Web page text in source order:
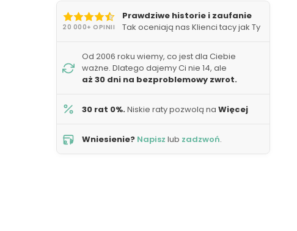
20 000+ OPINII
Prawdziwe historie i zaufanie
Tak oceniają nas Klienci tacy jak Ty
Od 2006 roku wiemy, co jest dla Ciebie
ważne. Dlatego dajemy Ci nie 14, ale
aż 30 dni na bezproblemowy zwrot.
30 rat 0%.Niskie raty pozwolą na Więcej
Wniesienie? Napisz lub zadzwoń.